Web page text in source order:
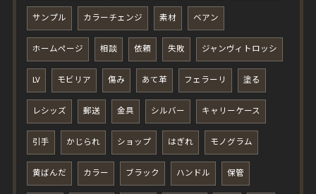
サンプル カラーチェンジ 素材 ベアン
ホームページ 相談 依頼 失敗 ジャンヴィトロッシ
LV モビリア 傷み あて革 フェラーリ 塗る
レシッズ 郵送 金具 シルバー キャリーケース
引手 かじられ ショップ はぎれ モノグラム
黄ばんだ カラー ブラック ハンドル 保管